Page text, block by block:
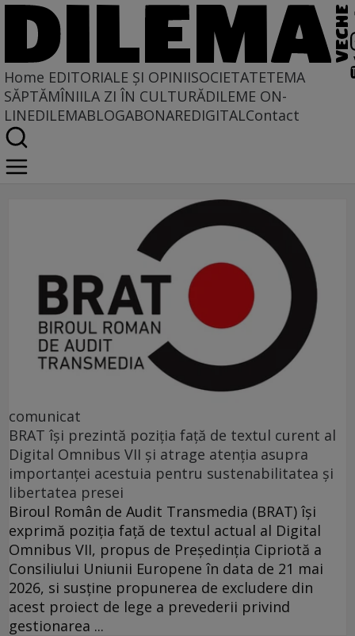
Home EDITORIALE ȘI OPINIISOCIETATETEMA
SĂPTĂMÎNIILA ZI ÎN CULTURĂDILEME ON-
LINEDILEMABLOGABONAREDIGITALContact
comunicat
comunicat
BRAT își prezintă poziția față de textul curent al
Digital Omnibus VII și atrage atenția asupra
importanței acestuia pentru sustenabilitatea și
libertatea presei
Biroul Român de Audit Transmedia (BRAT) își
exprimă poziția față de textul actual al Digital
Omnibus VII, propus de Președinția Cipriotă a
Consiliului Uniunii Europene în data de 21 mai
2026, si susține propunerea de excludere din
acest proiect de lege a prevederii privind
gestionarea ...